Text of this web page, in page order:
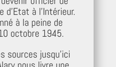
à l’Intérieur.
à la peine de
octobre 1945.
sources jusqu’ici